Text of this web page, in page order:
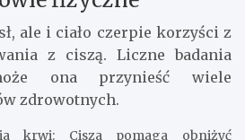
ale i ciało czerpie korzyści z
z ciszą. Liczne badania
ona przynieść wiele
zdrowotnych.
krwi: Cisza pomaga obniżyć